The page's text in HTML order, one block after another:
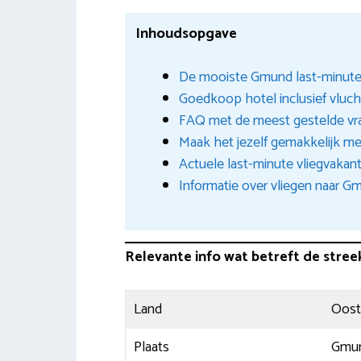
Inhoudsopgave
De mooiste Gmund last-
Goedkoop hotel inclusief
FAQ met de meest gestelde
Maak het jezelf gemakkelijk
Actuele last-minute
Informatie over vliegen naar
Relevante info wat betreft de
Land
Plaats